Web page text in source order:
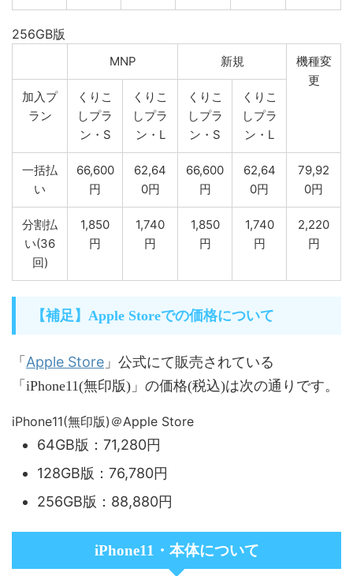
256GB版
MNP 新規
機種変
更
加入プ
ラン
くりこ
しプラ
ン・S
くりこ
しプラ
ン・L
くりこ
しプラ
ン・S
くりこ
しプラ
ン・L
一括払
い
66,600
円
62,64
0円
66,600
円
62,64
0円
79,92
0円
分割払
い(36
回)
1,850
円
1,740
円
1,850
円
1,740
円
2,220
円
【補足】Apple Storeでの価格について
「 Apple Store 」公式にて販売されている
「iPhone11(無印版)」の価格(税込)は次の通りです。
iPhone11(無印版)＠Apple Store
64GB版：71,280円
128GB版：76,780円
256GB版：88,880円
iPhone11・本体について